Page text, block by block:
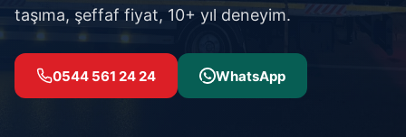
taşıma, şeffaf fiyat, 10+ yıl deneyim.
0544 561 24 24 WhatsApp